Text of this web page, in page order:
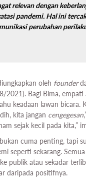
relevan dengan
pandemi. Hal ini
perubahan
oleh founder
2021). Bagi Bima, empati
keadaan lawan bicara.
kita jangan cengegesan
sejak kecil pada kita,”
cuma penting, tapi
seperti sekarang.
publik atau sekadar
daripada positifnya.